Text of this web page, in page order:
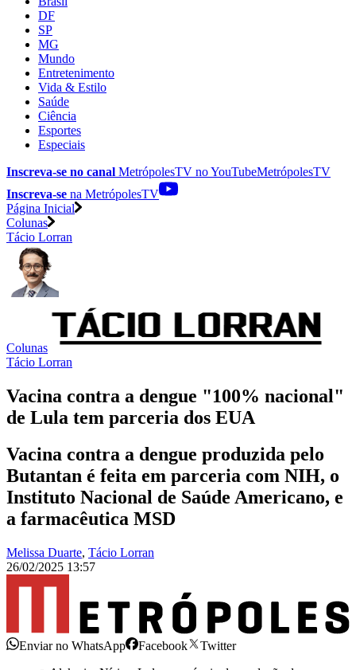
DF
SP
MG
Mundo
Entretenimento
Vida & Estilo
Saúde
Ciência
Esportes
Especiais
Inscreva-se no canal MetrópolesTV noYouTubeMetrópolesTV
Inscreva-se na MetrópolesTV
Página Inicial
Colunas
Tácio Lorran
Colunas
Tácio Lorran
Vacina contra a dengue "100% nacional"
de Lula tem parceria dos EUA
Vacina contra a dengue produzida pelo
Butantan é feita em parceria com NIH, o
Instituto Nacional de Saúde Americano, e
a farmacêutica MSD
Melissa Duarte, Tácio Lorran
26/02/2025 13:57
Enviar no WhatsApp Facebook
Twitter